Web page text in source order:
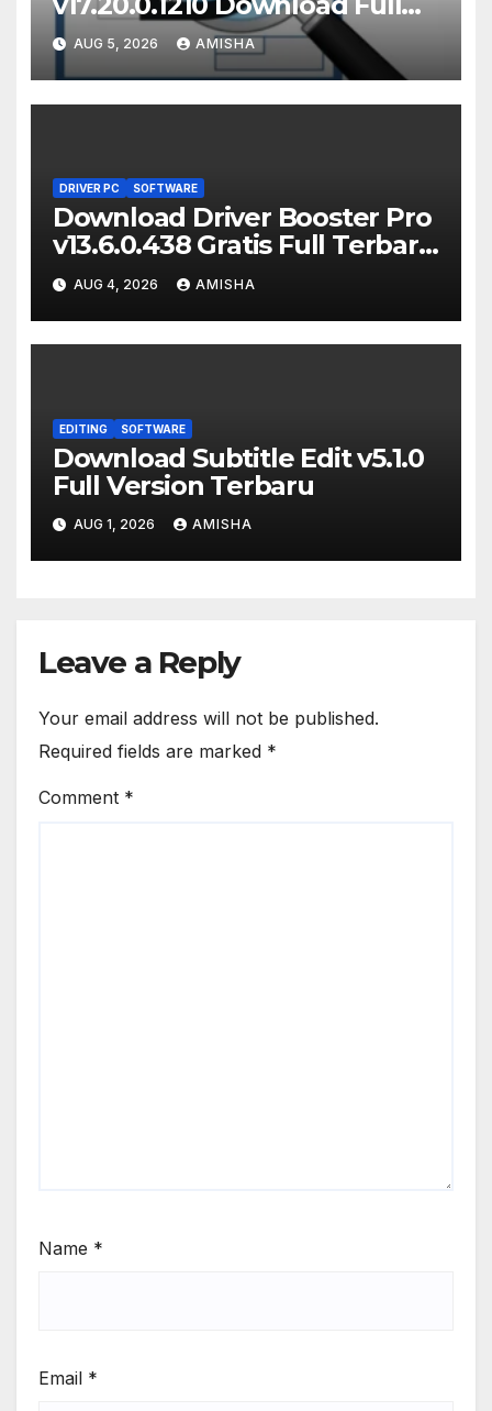
Terbaru Version
AUG 5, 2026 AMISHA
DRIVER PC SOFTWARE
Download Driver Booster Pro
v13.6.0.438 Gratis Full Terbaru
Version
AUG 4, 2026 AMISHA
EDITING SOFTWARE
Download Subtitle Edit v5.1.0
Full Version Terbaru
AUG 1, 2026 AMISHA
Leave a Reply
Your email address will not be published.
Required fields are marked *
Comment *
Name *
Email *